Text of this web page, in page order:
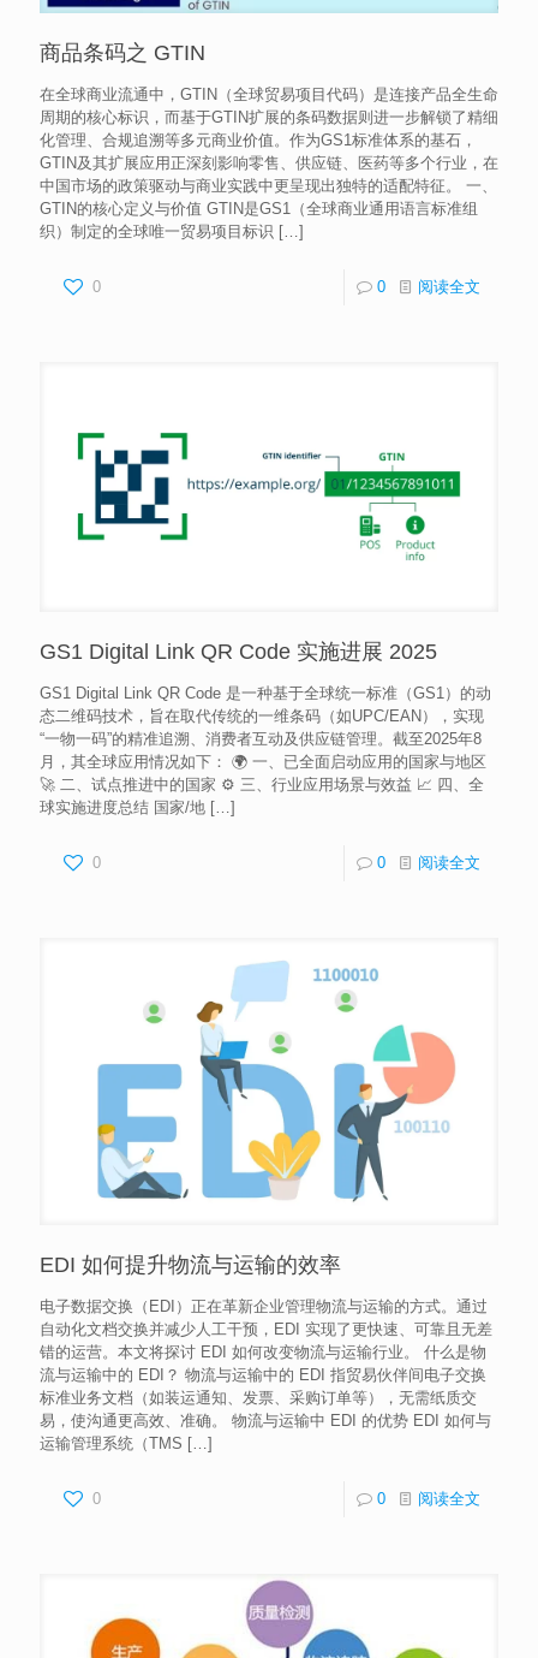
商品条码之 GTIN
在全球商业流通中，GTIN（全球贸易项目代码）是连接产品全生命
周期的核心标识，而基于GTIN扩展的条码数据则进一步解锁了精细
化管理、合规追溯等多元商业价值。作为GS1标准体系的基石，
GTIN及其扩展应用正深刻影响零售、供应链、医药等多个行业，在
中国市场的政策驱动与商业实践中更呈现出独特的适配特征。 一、
GTIN的核心定义与价值 GTIN是GS1（全球商业通用语言标准组
织）制定的全球唯一贸易项目标识 […]
0 0 阅读全文
GS1 Digital Link QR Code 实施进展 2025
GS1 Digital Link QR Code 是一种基于全球统一标准（GS1）的动
态二维码技术，旨在取代传统的一维条码（如UPC/EAN），实现
“一物一码”的精准追溯、消费者互动及供应链管理。截至2025年8
月，其全球应用情况如下： 🌍 ​​一、已全面启动应用的国家与地区​​
🚀 ​​二、试点推进中的国家​​ ⚙️ ​​三、行业应用场景与效益​​ 📈 ​​四、全
球实施进度总结​​ ​​国家/地 […]
0 0 阅读全文
EDI 如何提升物流与运输的效率
电子数据交换（EDI）正在革新企业管理物流与运输的方式。通过
自动化文档交换并减少人工干预，EDI 实现了更快速、可靠且无差
错的运营。本文将探讨 EDI 如何改变物流与运输行业。 什么是物
流与运输中的 EDI？ 物流与运输中的 EDI 指贸易伙伴间电子交换
标准业务文档（如装运通知、发票、采购订单等），无需纸质交
易，使沟通更高效、准确。 物流与运输中 EDI 的优势 EDI 如何与
运输管理系统（TMS […]
0 0 阅读全文